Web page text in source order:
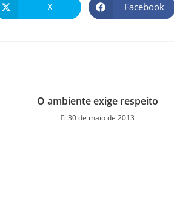
X Facebook
O ambiente exige respeito
30 de maio de 2013